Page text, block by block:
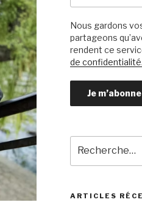
Nous gardons
partageons
rendent ce
de confidentialité.
pour
:
ARTICLES